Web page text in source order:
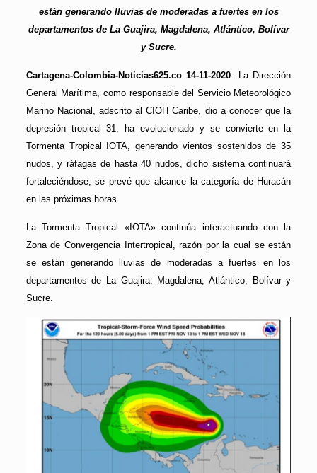
están generando lluvias de moderadas a fuertes en los
departamentos de La Guajira, Magdalena, Atlántico, Bolívar
y Sucre.
Cartagena-Colombia-Noticias625.co 14-11-2020 . La Dirección
General Marítima, como responsable del Servicio Meteorológico
Marino Nacional, adscrito al CIOH Caribe, dio a conocer que la
depresión tropical 31, ha evolucionado y se convierte en la
Tormenta Tropical IOTA, generando vientos sostenidos de 35
nudos, y ráfagas de hasta 40 nudos, dicho sistema continuará
fortaleciéndose, se prevé que alcance la categoría de Huracán
en las próximas horas.
La Tormenta Tropical «IOTA» continúa interactuando con la
Zona de Convergencia Intertropical, razón por la cual se están
se están generando lluvias de moderadas a fuertes en los
departamentos de La Guajira, Magdalena, Atlántico, Bolívar y
Sucre.